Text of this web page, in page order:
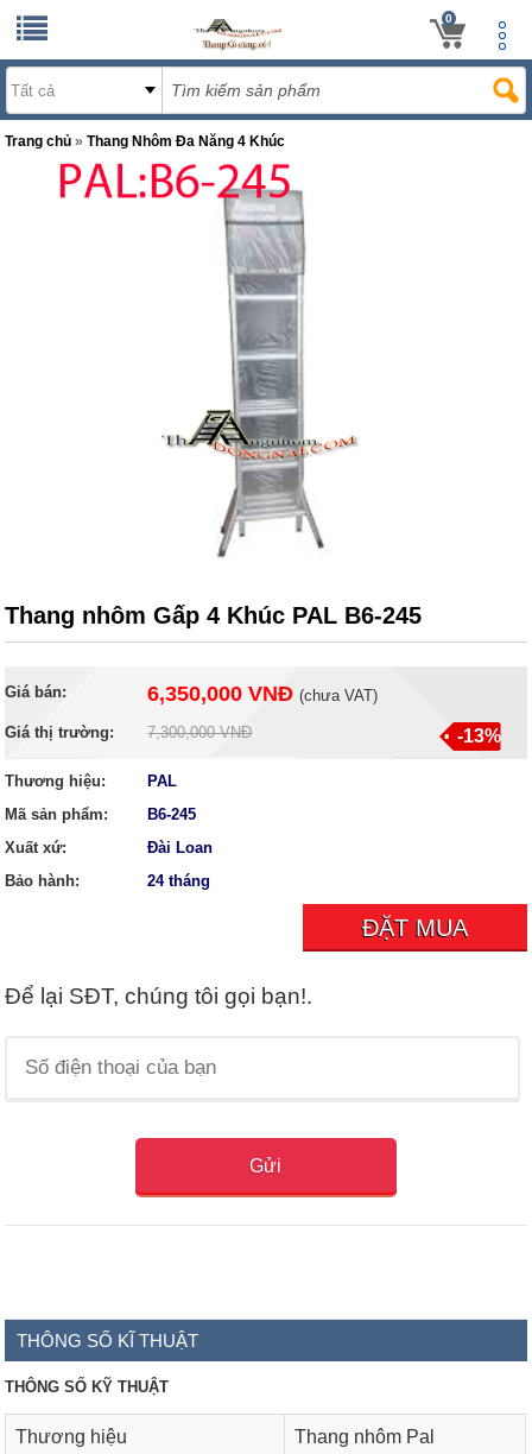
0
Trang chủ »Thang Nhôm Đa Năng 4 Khúc
Thang nhôm Gấp 4 Khúc PAL B6-245
Giá bán: 6,350,000 VNĐ (chưa VAT)
Giá thị trường: 7,300,000 VNĐ -13%
Thương hiệu:
PAL
Mã sản phẩm:
B6-245
Xuất xứ:
Đài Loan
Bảo hành:
24 tháng
ĐẶT MUA
Để lại SĐT, chúng tôi gọi bạn!.
THÔNG SỐ KĨ THUẬT
THÔNG SỐ KỸ THUẬT
Thương hiệu Thang nhôm Pal